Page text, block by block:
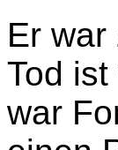
Er
Tod
war